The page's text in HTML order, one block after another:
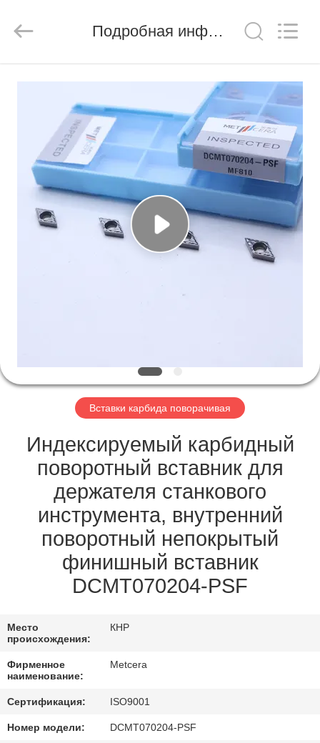
ДОМОЙ
ПРОДУКТЫ
ВИДЕО
НАС
КАТАЛОГИ
СВЯЖИТЕСЬ
НАМИ
НОВОСТИ
ЗАПРОСИТЕ
ЦИТАТУ
КАРТА
САЙТА
КОНФИДЕНЦИАЛЬНОСТИ
Materials
Co.,ltd.
Подробная информация о продукте
Вставки карбида поворачивая
Индексируемый карбидный
поворотный вставник для
держателя станкового
инструмента, внутренний
поворотный непокрытый
финишный вставник
DCMT070204-PSF
Место
происхождения:
КНР
Фирменное
наименование:
Metcera
Сертификация: ISO9001
Номер модели: DCMT070204-PSF